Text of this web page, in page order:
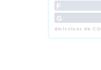
F
G
émissions de CO